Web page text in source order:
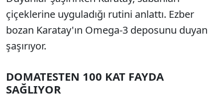
çiçeklerine uyguladığı rutini anlattı. Ezber
bozan Karatay'ın Omega-3 deposunu duyan
şaşırıyor.
DOMATESTEN 100 KAT FAYDA
SAĞLIYOR